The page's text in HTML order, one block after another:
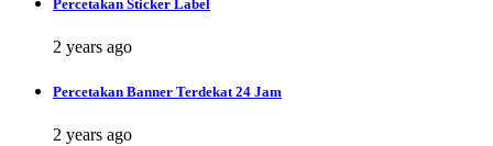
Percetakan Sticker Label
2 years ago
Percetakan Banner Terdekat 24 Jam
2 years ago